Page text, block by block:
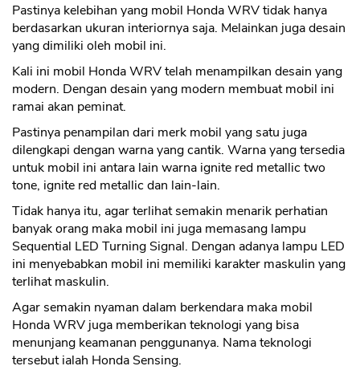
Pastinya kelebihan yang mobil Honda WRV tidak hanya
berdasarkan ukuran interiornya saja. Melainkan juga desain
yang dimiliki oleh mobil ini.
Kali ini mobil Honda WRV telah menampilkan desain yang
modern. Dengan desain yang modern membuat mobil ini
ramai akan peminat.
Pastinya penampilan dari merk mobil yang satu juga
dilengkapi dengan warna yang cantik. Warna yang tersedia
untuk mobil ini antara lain warna ignite red metallic two
tone, ignite red metallic dan lain-lain.
Tidak hanya itu, agar terlihat semakin menarik perhatian
banyak orang maka mobil ini juga memasang lampu
Sequential LED Turning Signal. Dengan adanya lampu LED
ini menyebabkan mobil ini memiliki karakter maskulin yang
terlihat maskulin.
Agar semakin nyaman dalam berkendara maka mobil
Honda WRV juga memberikan teknologi yang bisa
menunjang keamanan penggunanya. Nama teknologi
tersebut ialah Honda Sensing.